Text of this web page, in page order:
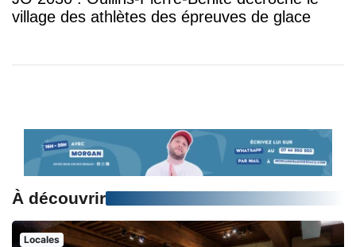
village des athlètes des épreuves de glace
À découvrir
Locales